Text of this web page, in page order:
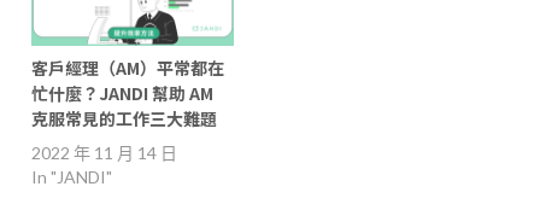
客戶經理（AM）平常都在
忙什麼？JANDI 幫助 AM
克服常見的工作三大難題
2022 年 11 月 14 日
In "JANDI"